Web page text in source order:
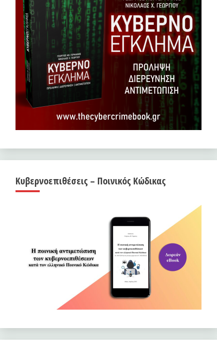
Κυβερνοεπιθέσεις – Ποινικός Κώδικας